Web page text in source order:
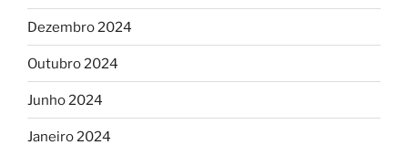
Dezembro 2024
Outubro 2024
Junho 2024
Janeiro 2024